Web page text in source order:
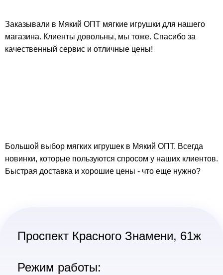
Заказывали в Мякий ОПТ мягкие игрушки для нашего
магазина. Клиенты довольны, мы тоже. Спасибо за
качественный сервис и отличные цены!
Большой выбор мягких игрушек в Мякий ОПТ. Всегда
новинки, которые пользуются спросом у наших клиентов.
Быстрая доставка и хорошие цены - что еще нужно?
Проспект Красного Знамени, 61ж
Режим работы: